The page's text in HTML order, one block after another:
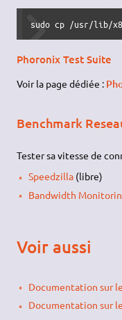
sudo cp /usr/lib/
Phoronix Test Suite
Voir la page dédiée :
Benchmark
Tester sa vitesse de
Speedzilla(libre)
Bandwidth
Voir aussi
Documentation sur
Documentation sur